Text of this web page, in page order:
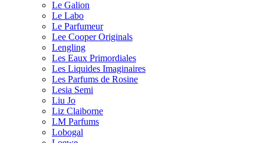
Le Galion
Le Labo
Le Parfumeur
Lee Cooper Originals
Lengling
Les Eaux Primordiales
Les Liquides Imaginaires
Les Parfums de Rosine
Lesia Semi
Liu Jo
Liz Claiborne
LM Parfums
Lobogal